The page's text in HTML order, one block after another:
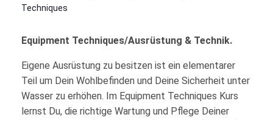
Techniques
Equipment Techniques/Ausrüstung & Technik.
Eigene Ausrüstung zu besitzen ist ein elementarer
Teil um Dein Wohlbefinden und Deine Sicherheit unter
Wasser zu erhöhen. Im Equipment Techniques Kurs
lernst Du, die richtige Wartung und Pflege Deiner